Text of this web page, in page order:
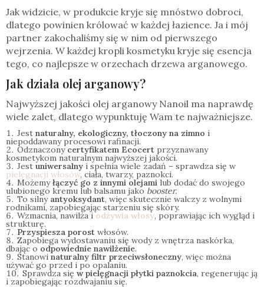
Jak widzicie, w produkcie kryje się mnóstwo dobroci,
dlatego powinien królować w każdej łazience. Ja i mój
partner zakochaliśmy się w nim od pierwszego
wejrzenia. W każdej kropli kosmetyku kryje się esencja
tego, co najlepsze w orzechach drzewa arganowego.
Jak działa olej arganowy?
Najwyższej jakości olej arganowy Nanoil ma naprawdę
wiele zalet, dlatego wypunktuję Wam te najważniejsze.
Jest naturalny, ekologiczny, tłoczony na zimno i
niepoddawany procesowi rafinacji.
Odznaczony certyfikatem Ecocert przyznawany
kosmetykom naturalnym najwyższej jakości.
Jest uniwersalny i spełnia wiele zadań – sprawdza się w
pielęgnacji włosów, ciała, twarzy, paznokci.
Możemyłączyć go z innymi olejami lub dodać do swojego
ulubionego kremu lub balsamu jako booster.
To silny antyoksydant, więc skutecznie walczy z wolnymi
rodnikami, zapobiegając starzeniu się skóry.
Wzmacnia, nawilża iodżywia włosy, poprawiając ich wygląd i
strukturę.
Przyspiesza porost włosów.
Zapobiega wydostawaniu się wody z wnętrza naskórka,
dbając o odpowiednie nawilżenie.
Stanowi naturalny filtr przeciwsłoneczny, więc można
używać go przed i po opalaniu.
Sprawdza się w pielęgnacji płytki paznokcia, regenerując ją
i zapobiegając rozdwajaniu się.